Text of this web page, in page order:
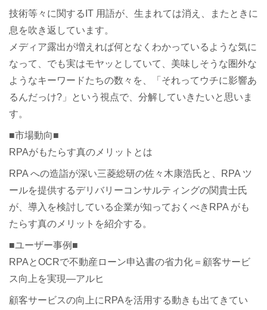
技術等々に関するIT 用語が、生まれては消え、またときに
息を吹き返しています。
メディア露出が増えれば何となくわかっているような気に
なって、でも実はモヤッとしていて、美味しそうな圏外な
ようなキーワードたちの数々を、「それってウチに影響あ
るんだっけ?」という視点で、分解していきたいと思いま
す。
■市場動向■
RPAがもたらす真のメリットとは
RPA への造詣が深い三菱総研の佐々木康浩氏と、RPA ツ
ールを提供するデリバリーコンサルティングの関貴士氏
が、導入を検討している企業が知っておくべきRPA がも
たらす真のメリットを紹介する。
■ユーザー事例■
RPAとOCRで不動産ローン申込書の省力化＝顧客サービ
ス向上を実現―アルヒ
顧客サービスの向上にRPAを活用する動きも出てきてい